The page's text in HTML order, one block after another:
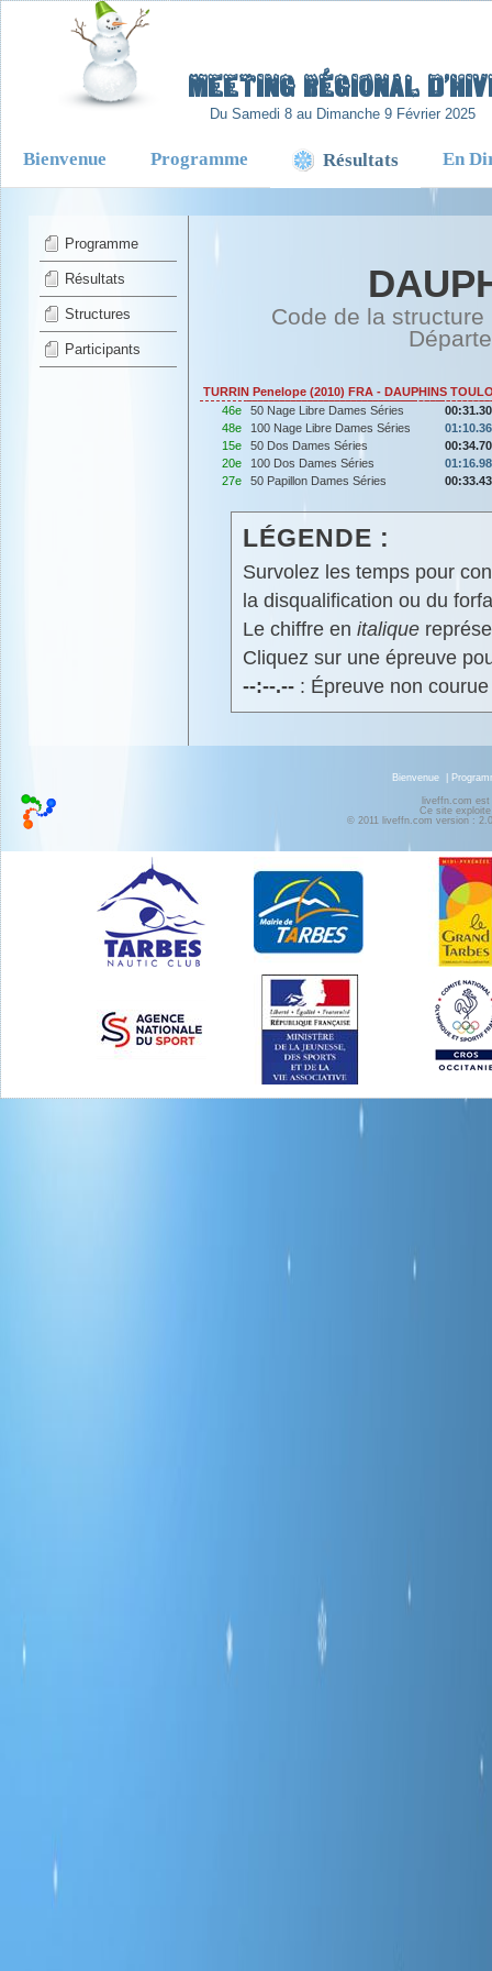
Meeting Régional
Du Samedi 8 au Dimanche 9 Février 2025
Bienvenue Programme Résultats En
Programme
Résultats
Structures
Participants
Code de la
TURRIN Penelope (2010) FRA - DAUPHINS
46e
50 Nage Libre Dames Séries
00:31.30
48e
100 Nage Libre Dames Séries
01:10.36
15e
50 Dos Dames Séries
00:34.70
20e
100 Dos Dames Séries
01:16.98
27e
50 Papillon Dames Séries 00:33.43
LÉGENDE :
Survolez les temps pour
la disqualification ou du
Le chiffre en italique
Cliquez sur une épreuve
--:--.--: Épreuve non
Bienvenue
liveffn.com
Ce site
© 2011 liveffn.com version :